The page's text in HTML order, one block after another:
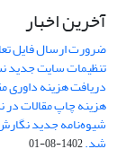
آخرین اخبار
ضرورت ارسال فایل
تنظیمات سایت جدید
دریافت هزینه داوری
هزینه چاپ مقالات
شیوه‌نامه جدید
شد.1402-08-01